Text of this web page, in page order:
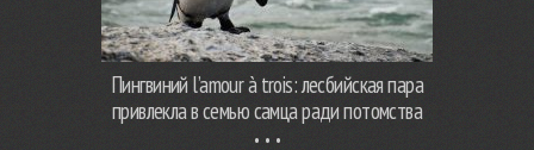
Пингвиний l’amour à trois: лесбийская пара
привлекла в семью самца ради потомства